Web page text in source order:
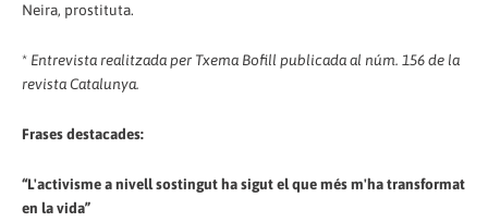
Neira, prostituta.
* Entrevista realitzada per Txema Bofill publicada al núm. 156 de la
revista Catalunya.
Frases destacades:
“L'activisme a nivell sostingut ha sigut el que més m'ha transformat
en la vida”